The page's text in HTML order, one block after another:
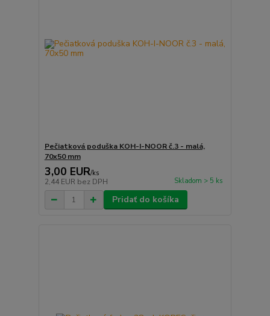
Pečiatková poduška KOH-I-NOOR č.3 - malá,
70x50 mm
3,00 EUR/ks
2,44 EUR bez DPH Skladom > 5 ks
Pridať do košíka